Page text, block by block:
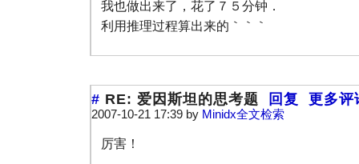
我也做出来了，花了７５分钟．
利用推理过程算出来的｀｀｀
# RE: 爱因斯坦的思考题 回复 更多评
2007-10-21 17:39 by Minidx全文检索
厉害！